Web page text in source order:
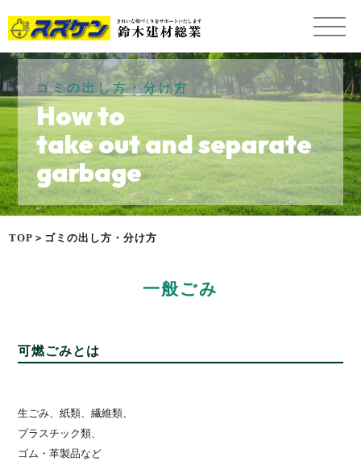
ゴミの出し方・分け方
How to
take out and separate
garbage
TOP ＞ゴミの出し方・分け方
一般ごみ
可燃ごみとは
生ごみ、紙類、繊維類、
プラスチック類、
ゴム・革製品など